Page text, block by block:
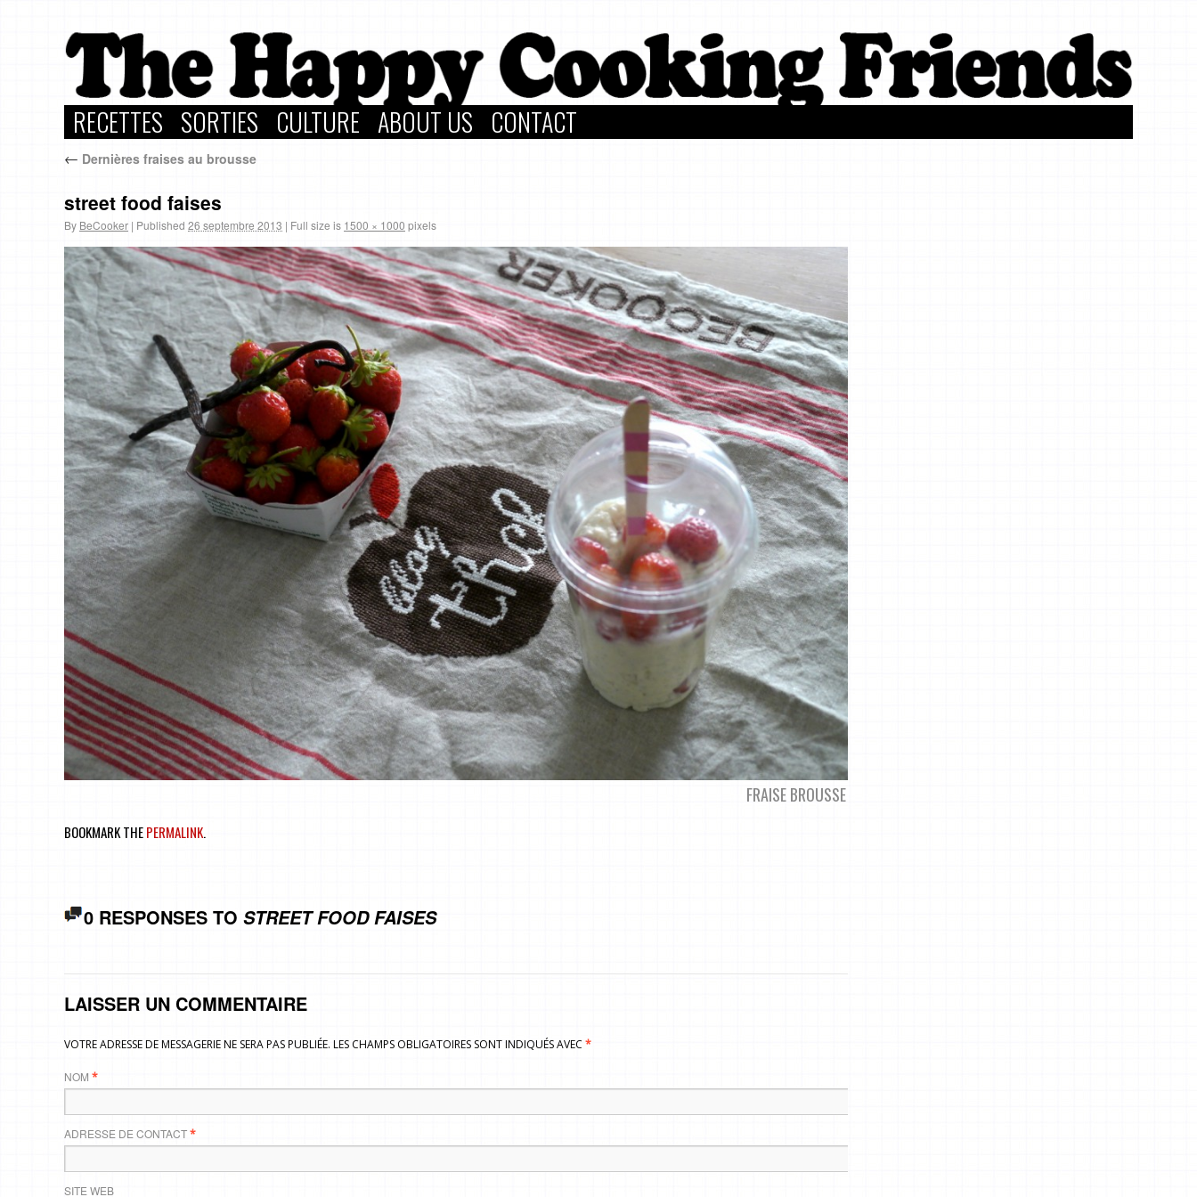
RECETTES SORTIES CULTURE ABOUT US CONTACT
← Dernières fraises au brousse
street food faises
By BeCooker | Published 26 septembre 2013 | Full size is 1500 × 1000 pixels
FRAISE BROUSSE
BOOKMARK THEPERMALINK.
0 RESPONSES TO STREET FOOD FAISES
LAISSER UN COMMENTAIRE
VOTRE ADRESSE DE MESSAGERIE NE SERA PAS PUBLIÉE. LES CHAMPS OBLIGATOIRES SONT INDIQUÉS AVEC *
NOM *
ADRESSE DE CONTACT*
SITE WEB